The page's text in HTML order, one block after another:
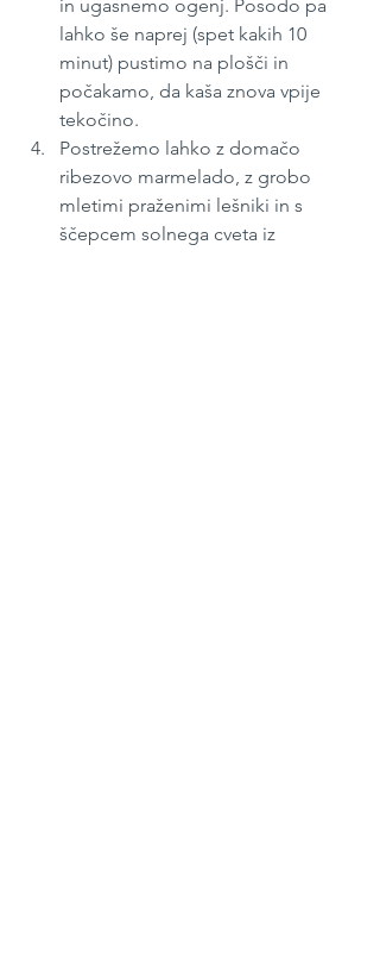
in ugasnemo ogenj. Posodo pa
lahko še naprej (spet kakih 10
minut) pustimo na plošči in
počakamo, da kaša znova vpije
tekočino.
Postrežemo lahko z domačo
ribezovo marmelado, z grobo
mletimi praženimi lešniki in s
ščepcem solnega cveta iz